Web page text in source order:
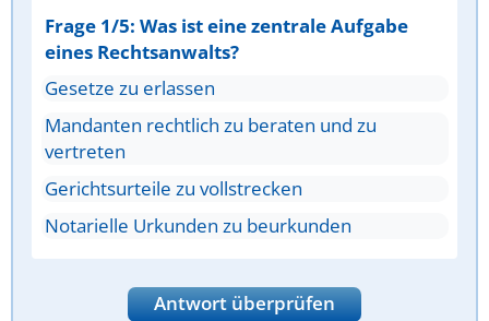
Frage 1/5: Was ist eine zentrale Aufgabe
eines Rechtsanwalts?
Gesetze zu erlassen
Mandanten rechtlich zu beraten und zu
vertreten
Gerichtsurteile zu vollstrecken
Notarielle Urkunden zu beurkunden
Antwort überprüfen